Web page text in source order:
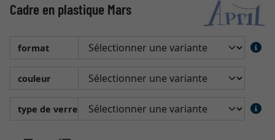
Cadre en plastique Mars
format
couleur
type de verre